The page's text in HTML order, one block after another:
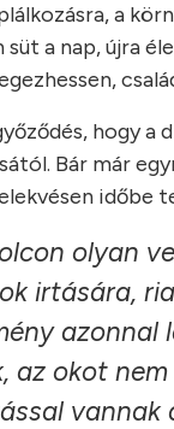
a
a nap, újra
hogy
Bár már
időbe
olyan
irtására,
az okot
vannak